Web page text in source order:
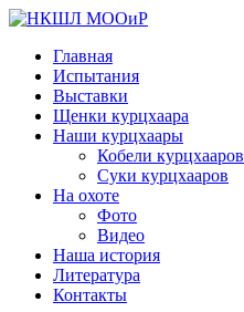
Главная
Испытания
Выставки
Щенки курцхаара
Наши курцхаары
Кобели курцхааров
Суки курцхааров
На охоте
Фото
Видео
Наша история
Литература
Контакты